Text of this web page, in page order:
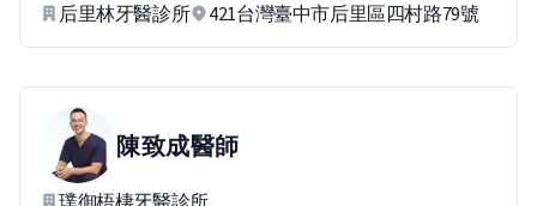
后里林牙醫診所 421台灣臺中市后里區四村路79號
陳致成醫師